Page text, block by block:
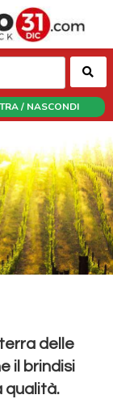
/ NASCONDI
delle
il brindisi
qualità.